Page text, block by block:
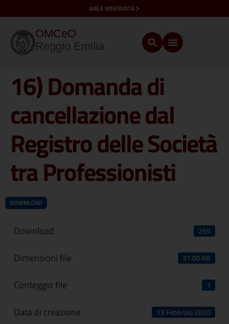
AREA RISERVATA
OMCeO
Reggio Emilia
16) Domanda di
cancellazione dal
Registro delle Società
tra Professionisti
DOWNLOAD
Download 295
Dimensioni file 37.00 KB
Conteggio file 1
Data di creazione 13 Febbraio 2020